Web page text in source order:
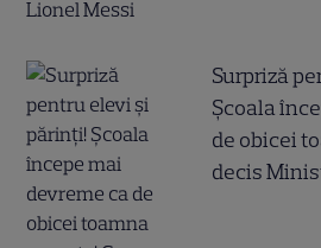
Surpriză
Școala
de obicei
decis